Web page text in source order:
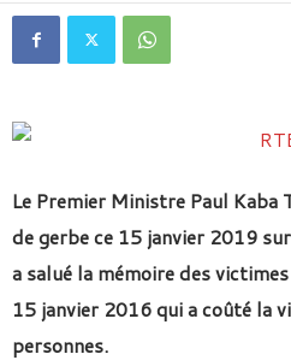
Le Premier Ministre Paul Kaba
de gerbe ce 15 janvier 2019
a salué la mémoire des
15 janvier 2016 qui a coûté la
personnes.